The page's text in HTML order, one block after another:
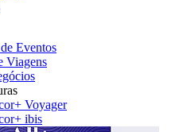
Eventos
Viagens
Voyager
ibis